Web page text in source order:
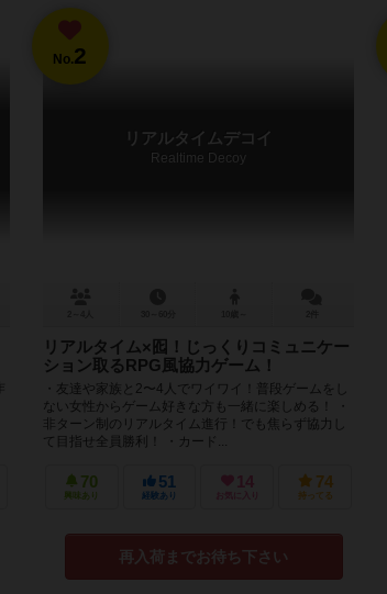
No.2
リアルタイムデコイ
Realtime Decoy
リアルタイム×囮！じっくりコミュニケー
ション取るRPG風協力ゲーム！
・友達や家族と2〜4人でワイワイ！普段ゲームをし
ない女性からゲーム好きな方も一緒に楽しめる！ ・
非ターン制のリアルタイム進行！でも焦らず協力し
て目指せ全員勝利！ ・カード...
70
興味あり
51
経験あり
14
お気に入り
74
持ってる
再入荷までお待ち下さい